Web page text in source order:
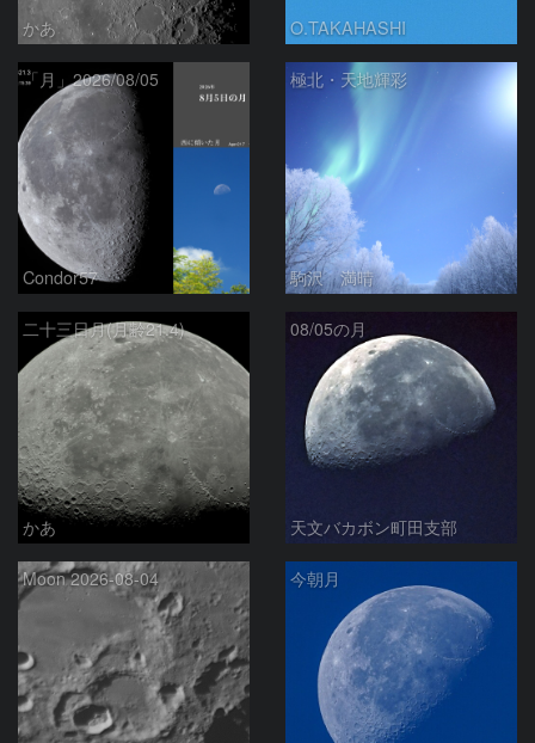
かあ O.TAKAHASHI
「月」2026/08/05
Condor57
極北・天地輝彩
駒沢 満晴
二十三日月(月齢21.4)
かあ
08/05の月
天文バカボン町田支部
Moon 2026-08-04 今朝月